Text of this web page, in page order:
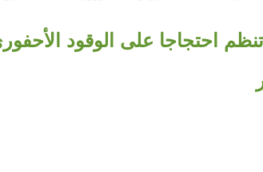
احتجاجا على الوقود